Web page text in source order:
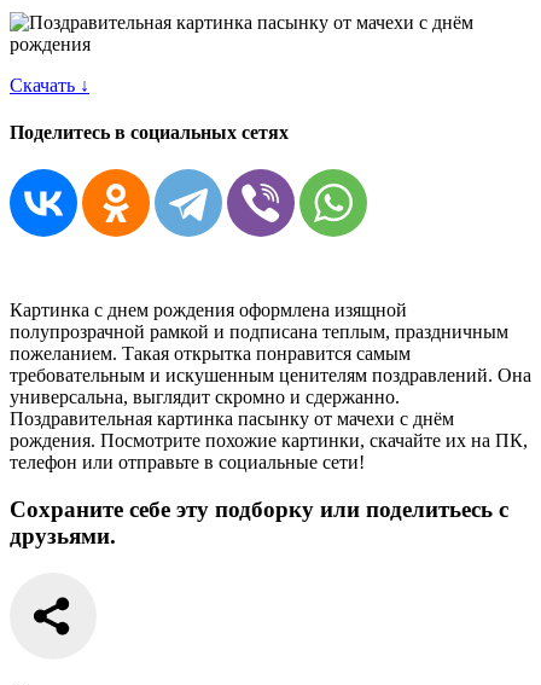
Скачать ↓
Поделитесь в социальных сетях
Картинка с днем рождения оформлена изящной
полупрозрачной рамкой и подписана теплым, праздничным
пожеланием. Такая открытка понравится самым
требовательным и искушенным ценителям поздравлений. Она
универсальна, выглядит скромно и сдержанно.
Поздравительная картинка пасынку от мачехи с днём
рождения. Посмотрите похожие картинки, скачайте их на ПК,
телефон или отправьте в социальные сети!
Сохраните себе эту подборку или поделитьесь с
друзьями.